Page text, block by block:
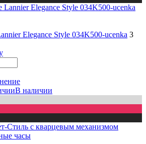
Elegance Style 034K500-ucenka 3
В наличии